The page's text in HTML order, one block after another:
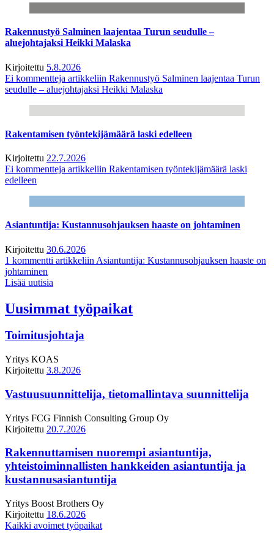
Rakennustyö Salminen laajentaa Turun seudulle –
aluejohtajaksi Heikki Malaska
Kirjoitettu 5.8.2026
Ei kommentteja artikkeliin Rakennustyö Salminen laajentaa Turun
seudulle – aluejohtajaksi Heikki Malaska
Rakentamisen työntekijämäärä laski edelleen
Kirjoitettu 22.7.2026
Ei kommentteja artikkeliin Rakentamisen työntekijämäärä laski
edelleen
Asiantuntija: Kustannusohjauksen haaste on johtaminen
Kirjoitettu 30.6.2026
1 kommentti artikkeliin Asiantuntija: Kustannusohjauksen haaste on
johtaminen
Lisää uutisia
Uusimmat työpaikat
Toimitusjohtaja
Yritys KOAS
Kirjoitettu 3.8.2026
Vastuusuunnittelija, tietomallintava suunnittelija
Yritys FCG Finnish Consulting Group Oy
Kirjoitettu 20.7.2026
Rakennuttamisen nuorempi asiantuntija,
yhteistoiminnallisten hankkeiden asiantuntija ja
kustannusasiantuntija
Yritys Boost Brothers Oy
Kirjoitettu 18.6.2026
Kaikki avoimet työpaikat